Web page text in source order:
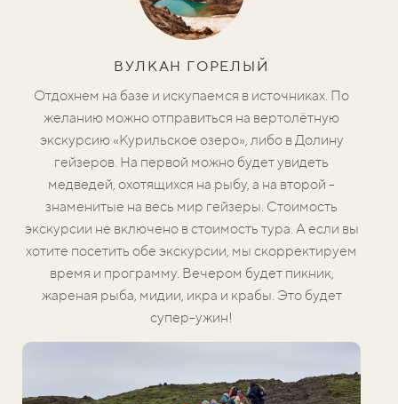
ВУЛКАН ГОРЕЛЫЙ
Отдохнем на базе и искупаемся в источниках. По
желанию можно отправиться на вертолётную
экскурсию «Курильское озеро», либо в Долину
гейзеров. На первой можно будет увидеть
медведей, охотящихся на рыбу, а на второй -
знаменитые на весь мир гейзеры. Стоимость
экскурсии не включено в стоимость тура. А если вы
хотите посетить обе экскурсии, мы скорректируем
время и программу. Вечером будет пикник,
жареная рыба, мидии, икра и крабы. Это будет
супер-ужин!